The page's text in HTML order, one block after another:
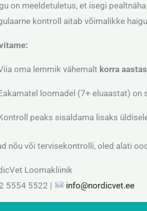
on meeldetuletus, et isegi
kontroll aitab võimalikke
oma lemmik vähemalt korra aastas
loomadel (7+ eluaastat)
peaks sisaldama lisaks
nõu või tervisekontrolli, oled alati
Loomakliinik
5554 5522 |
info@nordicvet.ee